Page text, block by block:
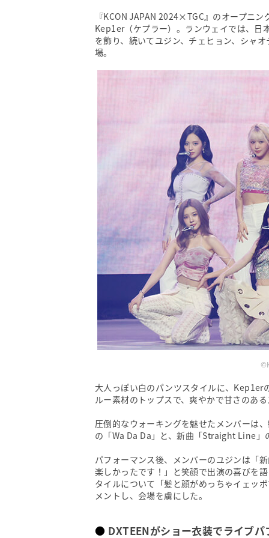
『KCON JAPAN 2024×TGC』のオープニ
Kep1er（ケプラー）。ランウェイでは、日
を飾り、続いてユジン、チェヒョン、シャ
場。
大人っぽい白のパンツスタイルに、Kep1er
ルー素材のトップスで、爽やかで甘さのあ
圧倒的なウォーキングを魅せたメンバーは
の「Wa Da Da」と、新曲「Straight Line」
パフォーマンス後、メンバーのユジンは「
楽しかったです！」と笑顔で出演の喜びを
タイルについて「髪と顔がめっちゃイェッ
メントし、会場を虜にした。
DXTEENがショー衣装でライブ